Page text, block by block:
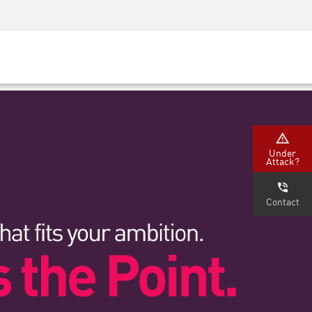
Under
Attack?
Contact